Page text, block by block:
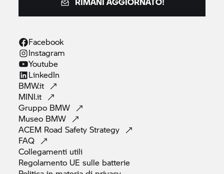
Facebook
Instagram
Youtube
LinkedIn
BMW.it
MINI.it
Gruppo BMW
Museo BMW
ACEM Road SafetyStrategy
FAQ
Collegamenti utili
Regolamento UE sulle batterie